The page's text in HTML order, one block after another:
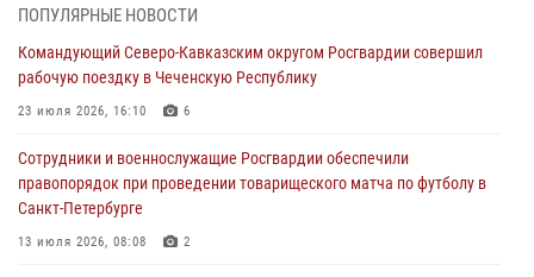
настольному теннису ко Дню физкультурника
08 августа 2026, 07:00
ограниченными возможностями здоровья (видео)
08 августа 2026, 06:32 1
Спецназ Росгвардии в Марий Эл почтил память товарища на
ПОПУЛЯРНЫЕ НОВОСТИ
Командующий Северо-Кавказским округом Росгвардии совершил
рабочую поездку в Чеченскую Республику
23 июля 2026, 16:10 6
Сотрудники и военнослужащие Росгвардии обеспечили
правопорядок при проведении товарищеского матча по футболу в
Санкт-Петербурге
13 июля 2026, 08:08 2